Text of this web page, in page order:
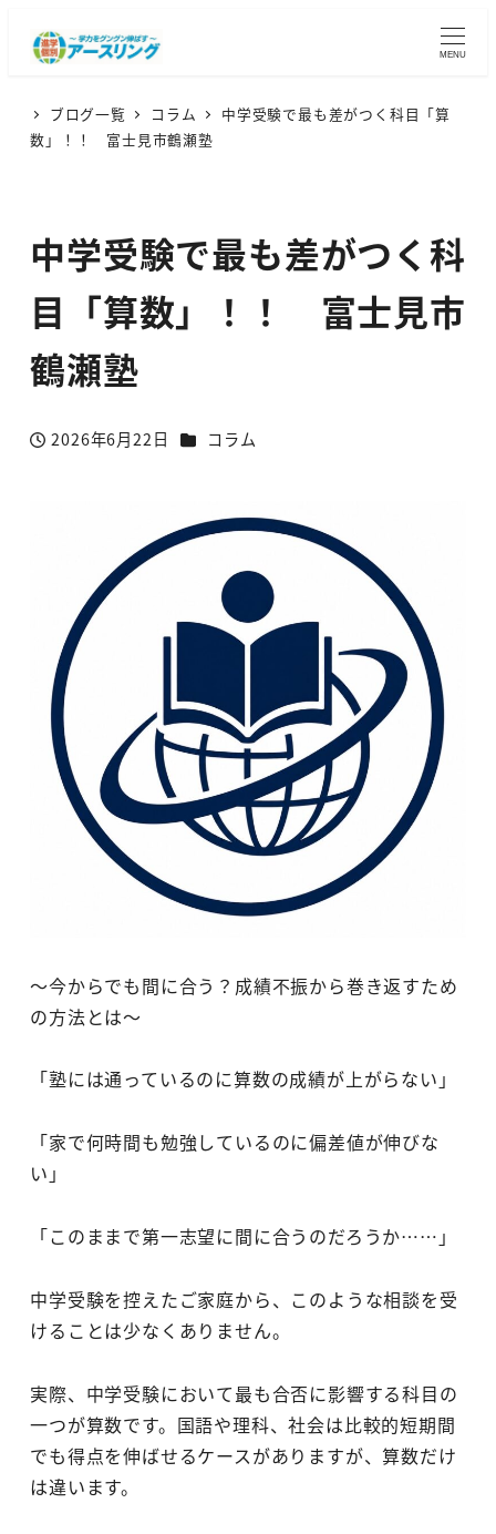
MENU
ブログ一覧 コラム
中学受験で最も差がつく科目「算
数」！！ 富士見市鶴瀬塾
中学受験で最も差がつく科
目「算数」！！ 富士見市
鶴瀬塾
投稿日
2026年6月22日 カテゴリー
コラム
～今からでも間に合う？成績不振から巻き返すため
の方法とは～
「塾には通っているのに算数の成績が上がらない」
「家で何時間も勉強しているのに偏差値が伸びな
い」
「このままで第一志望に間に合うのだろうか……」
中学受験を控えたご家庭から、このような相談を受
けることは少なくありません。
実際、中学受験において最も合否に影響する科目の
一つが算数です。国語や理科、社会は比較的短期間
でも得点を伸ばせるケースがありますが、算数だけ
は違います。